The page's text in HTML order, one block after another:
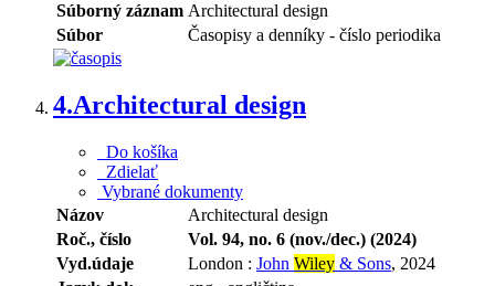
Súborný záznam Architectural design
Súbor
Časopisy a denníky - číslo periodika
4.Architectural design
Do košíka
Zdielať
Vybrané dokumenty
Názov
Architectural design
Roč., číslo
Vol. 94, no. 6 (nov./dec.) (2024)
Vyd.údaje
London : John Wiley & Sons, 2024